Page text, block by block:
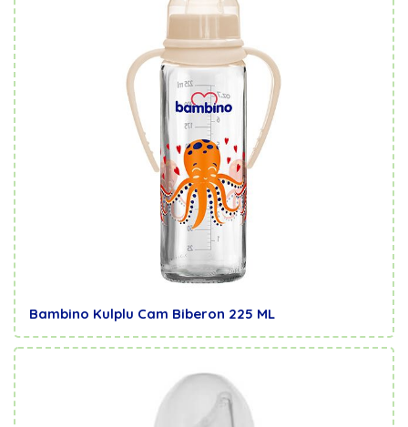
Bambino Kulplu Cam Biberon 225 ML